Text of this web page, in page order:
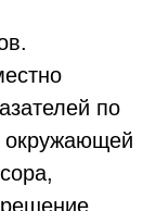
по
окружающей